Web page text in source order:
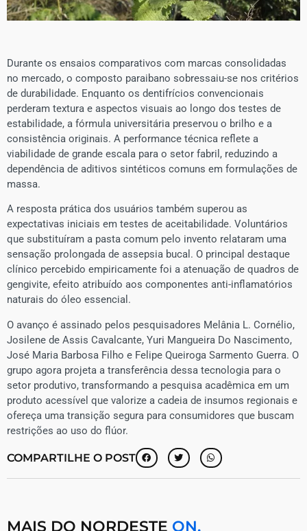
Durante os ensaios comparativos com marcas consolidadas
no mercado, o composto paraibano sobressaiu-se nos critérios
de durabilidade. Enquanto os dentifrícios convencionais
perderam textura e aspectos visuais ao longo dos testes de
estabilidade, a fórmula universitária preservou o brilho e a
consistência originais. A performance técnica reflete a
viabilidade de grande escala para o setor fabril, reduzindo a
dependência de aditivos sintéticos comuns em formulações de
massa.
A resposta prática dos usuários também superou as
expectativas iniciais em testes de aceitabilidade. Voluntários
que substituíram a pasta comum pelo invento relataram uma
sensação prolongada de assepsia bucal. O principal destaque
clínico percebido empiricamente foi a atenuação de quadros de
gengivite, efeito atribuído aos componentes anti-inflamatórios
naturais do óleo essencial.
O avanço é assinado pelos pesquisadores Melânia L. Cornélio,
Josilene de Assis Cavalcante, Yuri Mangueira Do Nascimento,
José Maria Barbosa Filho e Felipe Queiroga Sarmento Guerra. O
grupo agora projeta a transferência dessa tecnologia para o
setor produtivo, transformando a pesquisa acadêmica em um
produto acessível que valorize a cadeia de insumos regionais e
ofereça uma transição segura para consumidores que buscam
restrições ao uso do flúor.
COMPARTILHE O POST
MAIS DO NORDESTE ON.